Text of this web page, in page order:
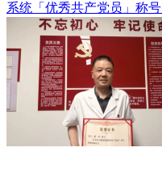
系统「优秀共产党员」称号